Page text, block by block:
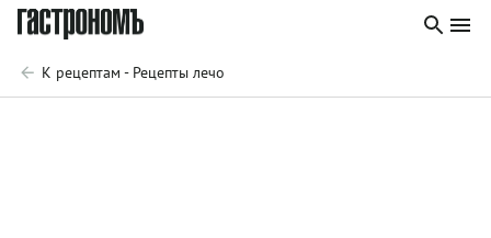
К рецептам - Рецепты лечо